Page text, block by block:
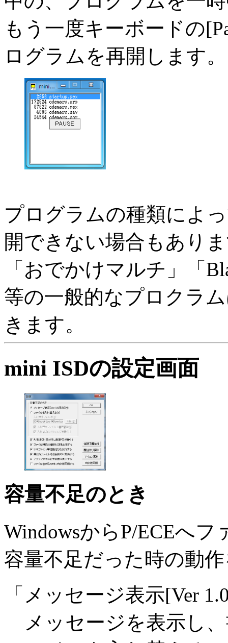
もう一度キーボードの
ログラムを再開します。
プログラムの種類によ
開できない場合もあり
「おでかけマルチ」「
等の一般的なプロクラ
きます。
mini ISDの設定画面
容量不足のとき
WindowsからP/ECEへ
容量不足だった時の動
「メッセージ表示[Ver
メッセージを表示し